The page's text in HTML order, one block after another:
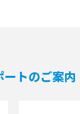
び方を解説
ートのご案内